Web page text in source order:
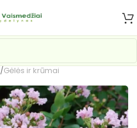
/Gėlės ir krūmai